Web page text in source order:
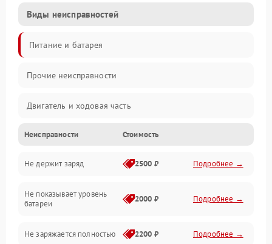
Виды неисправностей
Питание и батарея
Прочие неисправности
Двигатель и ходовая часть
Тормоза и безопасность
Подвеска и колеса
Электроника и управление
Неисправности Стоимость
Не держит заряд 2500 ₽ Подробнее →
Не показывает уровень
батареи
2000 ₽ Подробнее →
Не заряжается полностью 2200 ₽ Подробнее →